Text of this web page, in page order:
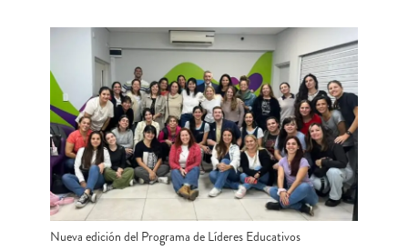
Nueva edición del Programa de Líderes Educativos